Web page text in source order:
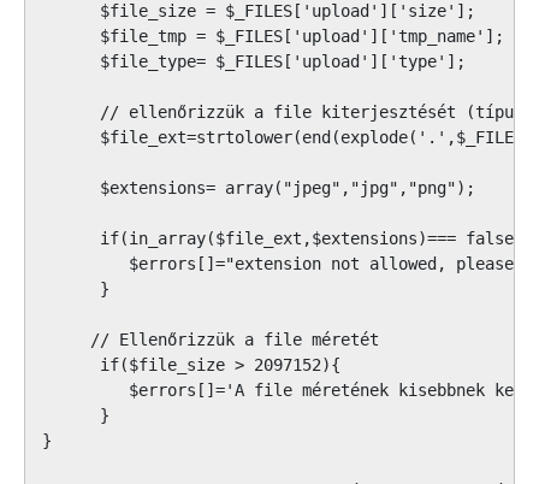
      $file_size = $_FILES['upload']['size'];
      $file_tmp = $_FILES['upload']['tmp_name'];
      $file_type= $_FILES['upload']['type'];
// ellenőrizzük a file kiterjesztését
      $extensions= array("jpeg","jpg","png");
      if(in_array($file_ext,$extensions)=== false){
$errors[]="extension not allowed, please
      }
     // Ellenőrizzük a file méretét
      if($file_size > 2097152){
$errors[]='A file méretének kisebbnek
      }
}